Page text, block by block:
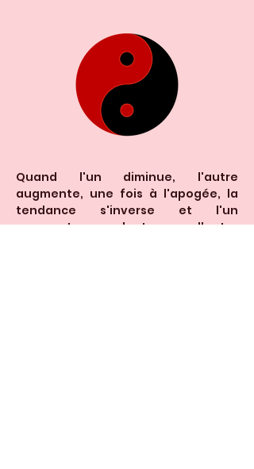
Quand l'un diminue, l'autre
augmente, une fois à l'apogée, la
tendance s'inverse et l'un
augmente pendant que l'autre